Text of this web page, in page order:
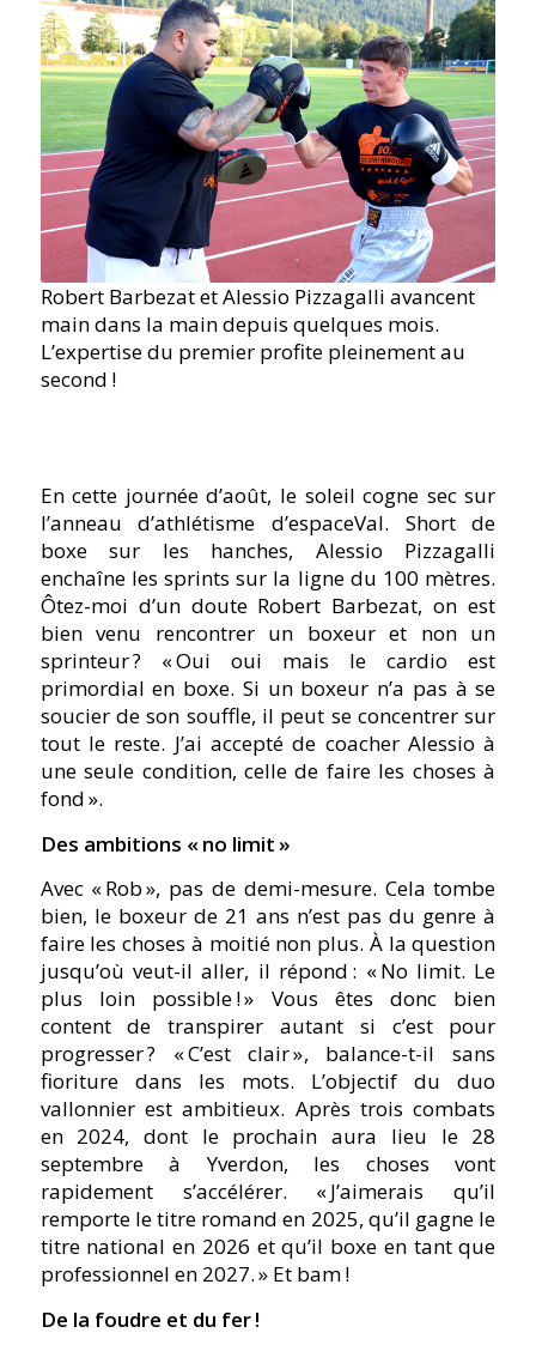
Robert Barbezat et Alessio Pizzagalli avancent
main dans la main depuis quelques mois.
L’expertise du premier profite pleinement au
second !
En cette journée d’août, le soleil cogne sec sur
l’anneau d’athlétisme d’espaceVal. Short de
boxe sur les hanches, Alessio Pizzagalli
enchaîne les sprints sur la ligne du 100 mètres.
Ôtez-moi d’un doute Robert Barbezat, on est
bien venu rencontrer un boxeur et non un
sprinteur ? « Oui oui mais le cardio est
primordial en boxe. Si un boxeur n’a pas à se
soucier de son souffle, il peut se concentrer sur
tout le reste. J’ai accepté de coacher Alessio à
une seule condition, celle de faire les choses à
fond ».
Des ambitions « no limit »
Avec « Rob », pas de demi-mesure. Cela tombe
bien, le boxeur de 21 ans n’est pas du genre à
faire les choses à moitié non plus. À la question
jusqu’où veut-il aller, il répond : « No limit. Le
plus loin possible ! » Vous êtes donc bien
content de transpirer autant si c’est pour
progresser ? « C’est clair », balance-t-il sans
fioriture dans les mots. L’objectif du duo
vallonnier est ambitieux. Après trois combats
en 2024, dont le prochain aura lieu le 28
septembre à Yverdon, les choses vont
rapidement s’accélérer. « J’aimerais qu’il
remporte le titre romand en 2025, qu’il gagne le
titre national en 2026 et qu’il boxe en tant que
professionnel en 2027. » Et bam !
De la foudre et du fer !